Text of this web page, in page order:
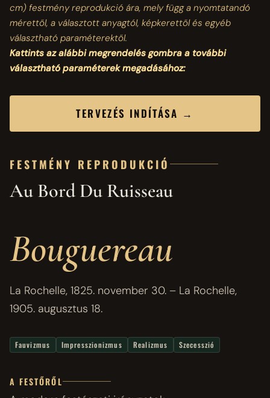
cm)festmény reprodukció ára, mely függ a nyomtatandó
mérettől, a választott anyagtól, képkerettől és egyéb
választható paraméterektől.
Kattints az alábbi megrendelés gombra a további
választható paraméterek megadásához:
TERVEZÉS INDÍTÁSA →
FESTMÉNY REPRODUKCIÓ
Au Bord Du Ruisseau
Bouguereau
La Rochelle, 1825. november 30. – La Rochelle,
1905. augusztus 18.
Fauvizmus Impresszionizmus Realizmus Szecesszió
A FESTŐRŐL